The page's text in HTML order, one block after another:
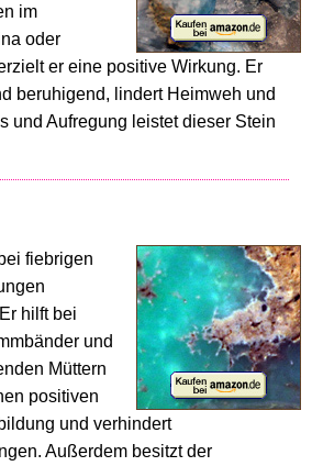
im
oder
er eine positive Wirkung. Er
beruhigend, lindert Heimweh und
und Aufregung leistet dieser Stein
fiebrigen
hilft bei
und
Müttern
positiven
und verhindert
Außerdem besitzt der